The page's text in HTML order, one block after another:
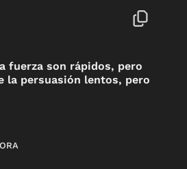
fuerza son rápidos, pero
la persuasión lentos, pero